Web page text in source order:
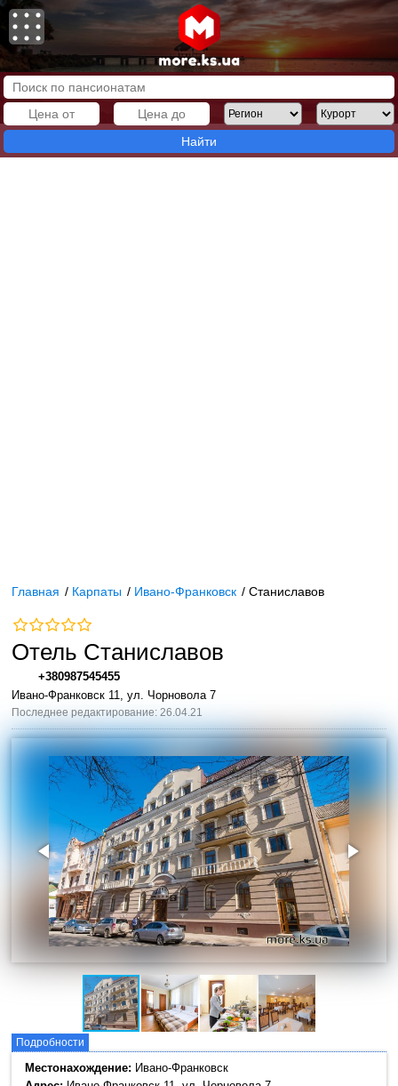
Найти
Главная / Карпаты / Ивано-Франковск /Станиславов
Отель Станиславов
+380987545455
Ивано-Франковск 11, ул. Чорновола 7
Последнее редактирование: 26.04.21
Подробности
Местонахождение: Ивано-Франковск